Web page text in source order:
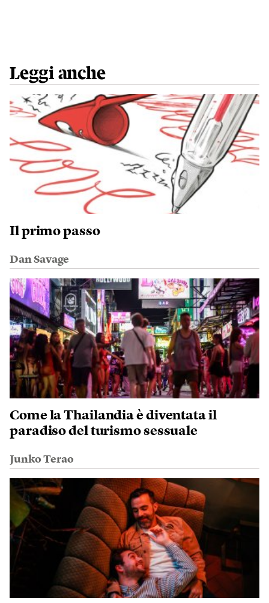
Leggi anche
Il primo passo
Dan Savage
Come la Thailandia è diventata il
paradiso del turismo sessuale
Junko Terao